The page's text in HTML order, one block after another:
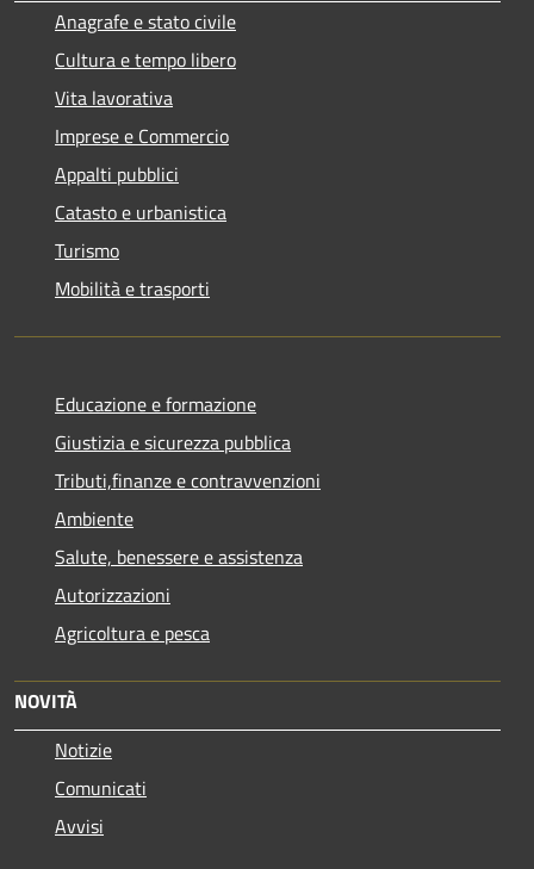
Anagrafe e stato civile
Cultura e tempo libero
Vita lavorativa
Imprese e Commercio
Appalti pubblici
Catasto e urbanistica
Turismo
Mobilità e trasporti
Educazione e formazione
Giustizia e sicurezza pubblica
Tributi,finanze e contravvenzioni
Ambiente
Salute, benessere e assistenza
Autorizzazioni
Agricoltura e pesca
NOVITÀ
Notizie
Comunicati
Avvisi